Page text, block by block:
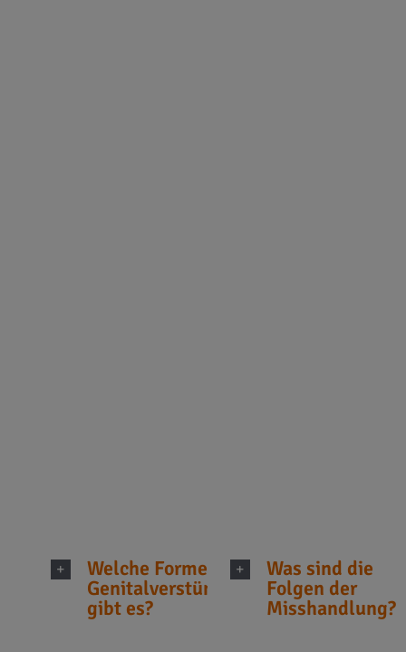
Welche Formen der
Genitalverstümmelung
gibt es?
Was sind die
Folgen der
Misshandlung?